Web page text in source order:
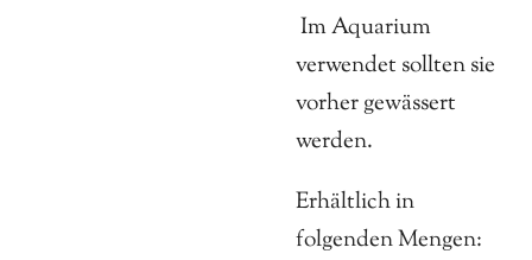
Im Aquarium
verwendet sollten sie
vorher gewässert
werden.
Erhältlich in
folgenden Mengen: